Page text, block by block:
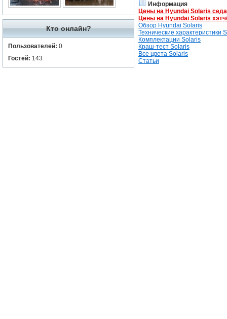
Кто онлайн?
Пользователей: 0
Гостей: 143
Информация
Цены на Hyundai Solaris
Цены на Hyundai Solaris
Обзор Hyundai Solaris
Технические характеристики
Комплектации Solaris
Краш-тест Solaris
Все цвета Solaris
Статьи